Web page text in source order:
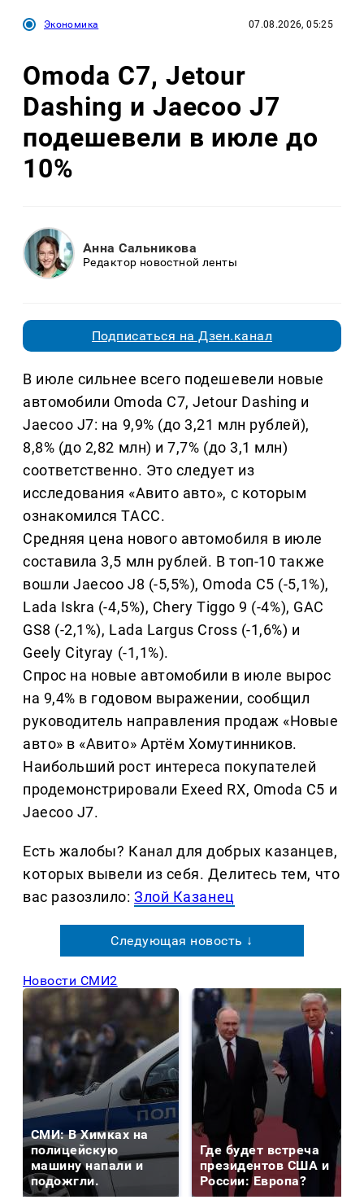
Экономика 07.08.2026, 05:25
Omoda C7, Jetour
Dashing и Jaecoo J7
подешевели в июле до
10%
Анна Сальникова
Редактор новостной ленты
Подписаться на Дзен.канал
В июле сильнее всего подешевели новые
автомобили Omoda C7, Jetour Dashing и
Jaecoo J7: на 9,9% (до 3,21 млн рублей),
8,8% (до 2,82 млн) и 7,7% (до 3,1 млн)
соответственно. Это следует из
исследования «Авито авто», с которым
ознакомился ТАСС.
Средняя цена нового автомобиля в июле
составила 3,5 млн рублей. В топ-10 также
вошли Jaecoo J8 (-5,5%), Omoda C5 (-5,1%),
Lada Iskra (-4,5%), Chery Tiggo 9 (-4%), GAC
GS8 (-2,1%), Lada Largus Cross (-1,6%) и
Geely Cityray (-1,1%).
Спрос на новые автомобили в июле вырос
на 9,4% в годовом выражении, сообщил
руководитель направления продаж «Новые
авто» в «Авито» Артём Хомутинников.
Наибольший рост интереса покупателей
продемонстрировали Exeed RX, Omoda C5 и
Jaecoo J7.
Есть жалобы? Канал для добрых казанцев,
которых вывели из себя. Делитеcь тем, что
вас разозлило:Злой Казанец
Следующая новость ↓
Новости СМИ2
СМИ: В Химках на
полицейскую
машину напали и
подожгли.
Где будет встреча
президентов США и
России: Европа?